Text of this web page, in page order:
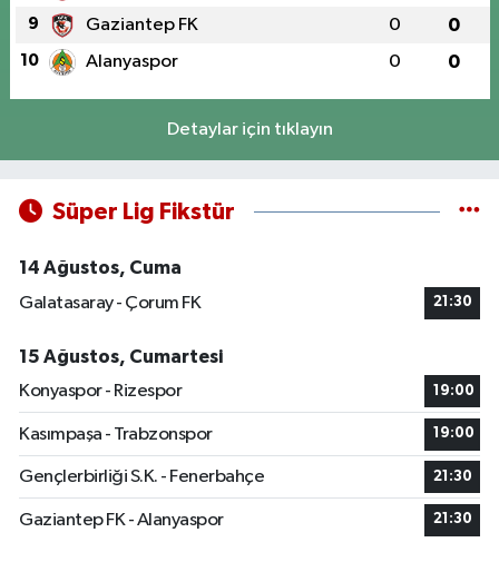
9 Gaziantep FK 0 0
10 Alanyaspor 0 0
Detaylar için tıklayın
Süper Lig Fikstür
14 Ağustos, Cuma
Galatasaray - Çorum FK
21:30
15 Ağustos, Cumartesi
Konyaspor - Rizespor
19:00
Kasımpaşa - Trabzonspor 19:00
Gençlerbirliği S.K. - Fenerbahçe 21:30
Gaziantep FK - Alanyaspor 21:30